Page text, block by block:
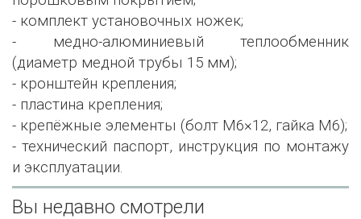
- комплект установочных ножек;
- медно-алюминиевый теплообменник
(диаметр медной трубы 15 мм);
- кронштейн крепления;
- пластина крепления;
- крепёжные элементы (болт М6×12, гайка М6);
- технический паспорт, инструкция по монтажу
и эксплуатации.
Вы недавно смотрели